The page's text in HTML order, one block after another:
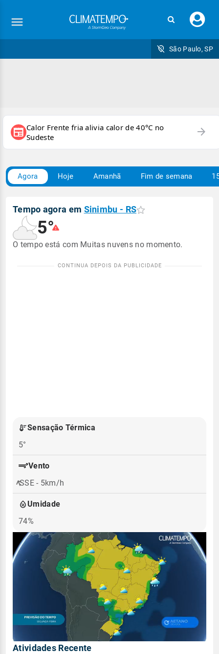
seu
São Paulo, SP
newspaper Calor Frente fria alivia calor de 40°C no
Sudeste
arrow_forward
Agora Hoje Amanhã Fim de semana
Tempo agora em Sinimbu - RS
5°
O tempo está com Muitas nuvens no momento.
Sensação Térmica
5°
Vento
SSE - 5km/h
Umidade
74%
Atividades Recente